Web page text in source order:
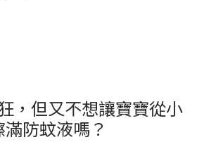
，但又不想讓寶寶從小
滿防蚊液嗎？